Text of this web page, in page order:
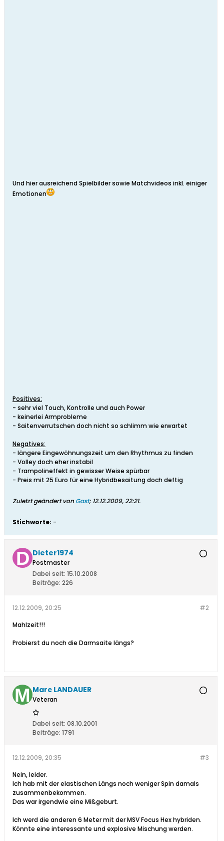
Und hier ausreichend Spielbilder sowie Matchvideos inkl. einiger
Emotionen
Positives:
- sehr viel Touch, Kontrolle und auch Power
- keinerlei Armprobleme
- Saitenverrutschen doch nicht so schlimm wie erwartet
Negatives:
- längere Eingewöhnungszeit um den Rhythmus zu finden
- Volley doch eher instabil
- Trampolineffekt in gewisser Weise spürbar
- Preis mit 25 Euro für eine Hybridbesaitung doch deftig
Zuletzt geändert von Gast; 12.12.2009, 22:21.
Stichworte: -
Dieter1974
Postmaster
Dabei seit: 15.10.2008
Beiträge: 226
#2
12.12.2009, 20:25
Mahlzeit!!!
Probierst du noch die Darmsaite längs?
Marc LANDAUER
Veteran
Dabei seit: 08.10.2001
Beiträge: 1791
#3
12.12.2009, 20:35
Nein, leider.
Ich hab mit der elastischen Längs noch weniger Spin damals
zusammenbekommen.
Das war irgendwie eine Mißgeburt.
Ich werd die anderen 6 Meter mit der MSV Focus Hex hybriden.
Könnte eine interessante und explosive Mischung werden.